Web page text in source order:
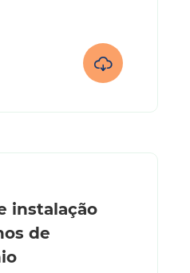

instalação
de